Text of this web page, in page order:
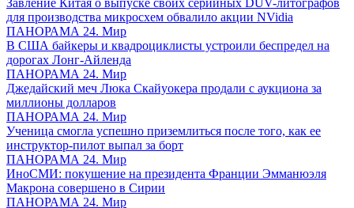
для производства микросхем обвалило акции NVidia
ПАНОРАМА 24. Мир
В США байкеры и квадроциклисты устроили беспредел на
дорогах Лонг-Айленда
ПАНОРАМА 24. Мир
Джедайский меч Люка Скайуокера продали с аукциона за
миллионы долларов
ПАНОРАМА 24. Мир
Ученица смогла успешно приземлиться после того, как ее
инструктор-пилот выпал за борт
ПАНОРАМА 24. Мир
ИноСМИ: покушение на президента Франции Эмманюэля
Макрона совершено в Сирии
ПАНОРАМА 24. Мир